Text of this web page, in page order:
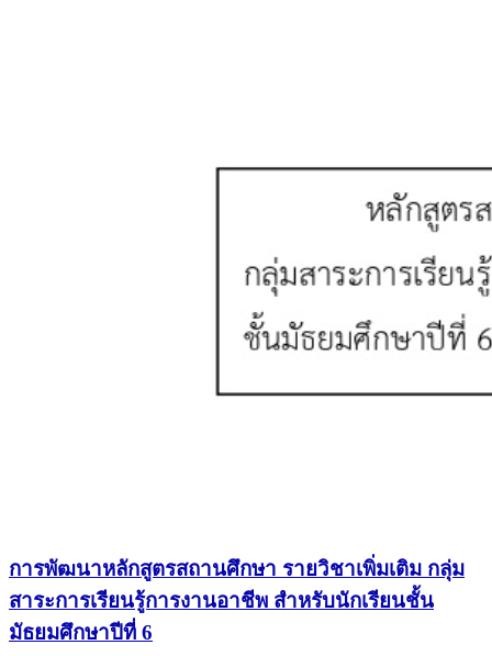
การพัฒนาหลักสูตรสถานศึกษา รายวิชาเพิ่มเติม กลุ่ม
สาระการเรียนรู้การงานอาชีพ สำหรับนักเรียนชั้น
มัธยมศึกษาปีที่ 6